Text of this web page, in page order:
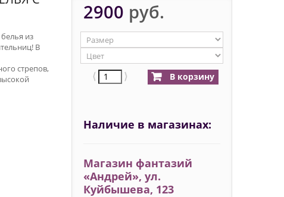
из
В
стрепов,
2900 руб.
⟨ ⟩ В корзину
Наличие в магазинах:
Магазин фантазий
«Андрей», ул.
Куйбышева, 123